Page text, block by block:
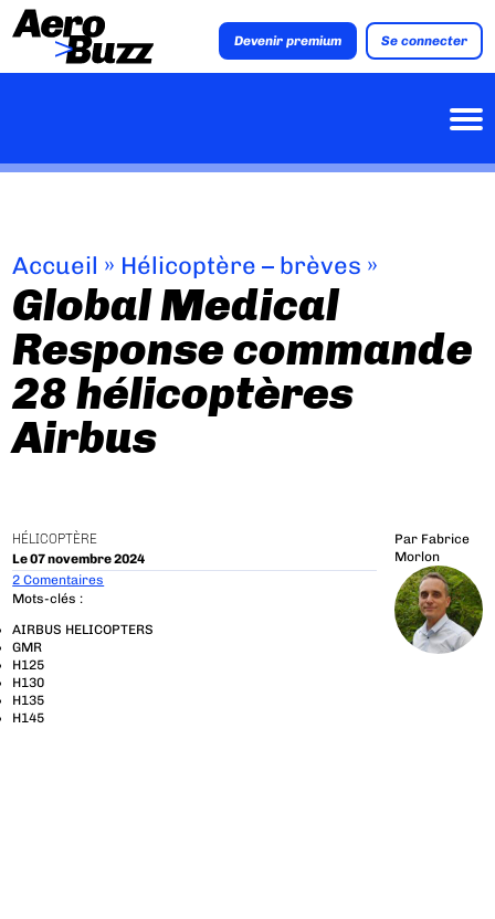
Devenir premium Se connecter
Accueil » Hélicoptère – brèves »
Global Medical
Response commande
28 hélicoptères
Airbus
HÉLICOPTÈRE
Le 07 novembre 2024
Par Fabrice
Morlon
2 Comentaires
Mots-clés :
AIRBUS HELICOPTERS
GMR
H125
H130
H135
H145